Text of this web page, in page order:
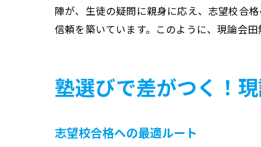
陣が、生徒の疑問に親身に応え、志望校合
信頼を築いています。このように、現論会
塾選びで差がつく！
志望校合格への最適ルート